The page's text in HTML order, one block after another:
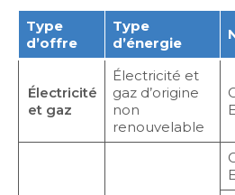
Type
d’offre
Type
d’énergie
Électricité
et gaz
Électricité et
gaz d’origine
non
renouvelable